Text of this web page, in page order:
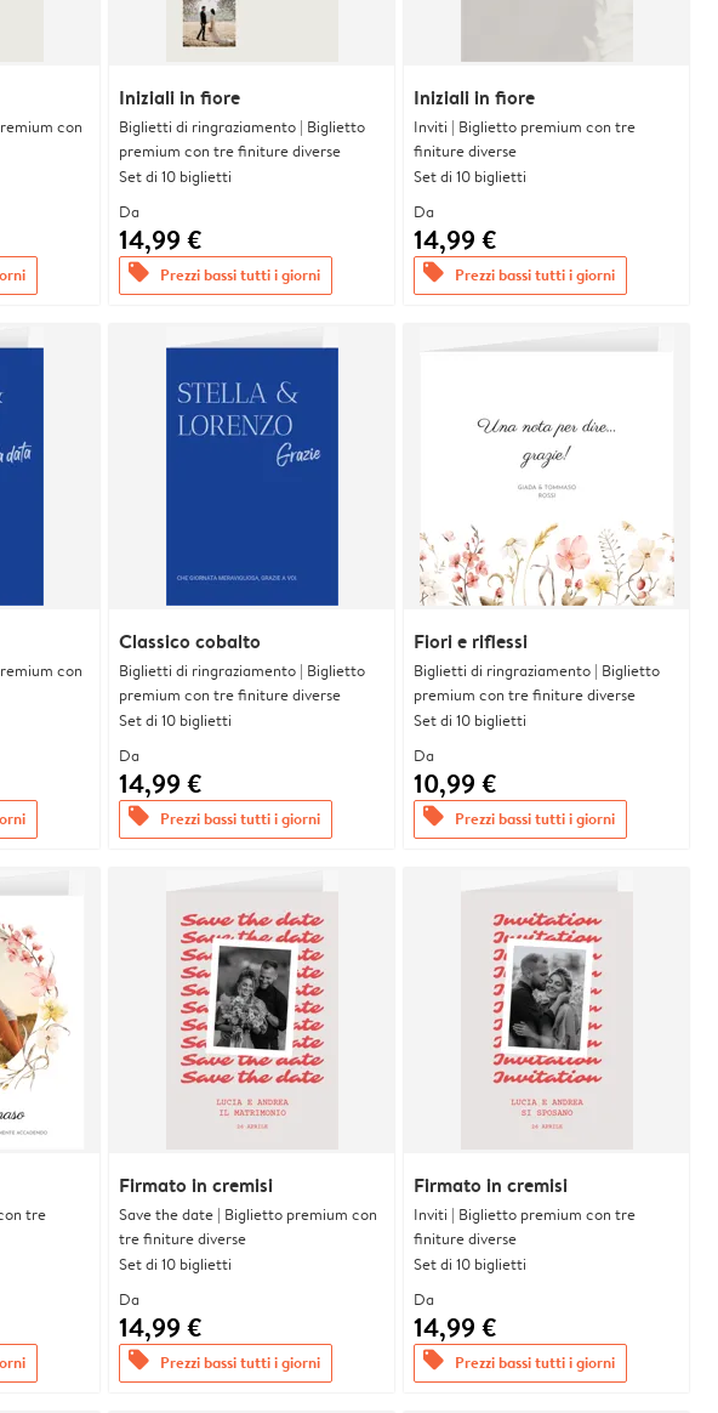
con
Iniziali in fiore
Biglietti di ringraziamento | Biglietto
premium con tre finiture diverse
Set di 10 biglietti
Da
14,99 €
offers Prezzi bassi tutti i giorni
Iniziali in fiore
Inviti | Biglietto premium con tre
finiture diverse
Set di 10 biglietti
Da
14,99 €
offers Prezzi bassi tutti i giorni
con
Classico cobalto
Biglietti di ringraziamento | Biglietto
premium con tre finiture diverse
Set di 10 biglietti
Da
14,99 €
offers Prezzi bassi tutti i giorni
Fiori e riflessi
Biglietti di ringraziamento | Biglietto
premium con tre finiture diverse
Set di 10 biglietti
Da
10,99 €
offers Prezzi bassi tutti i giorni
tre
Firmato in cremisi
Save the date | Biglietto premium con
tre finiture diverse
Set di 10 biglietti
Da
14,99 €
offers Prezzi bassi tutti i giorni
Firmato in cremisi
Inviti | Biglietto premium con tre
finiture diverse
Set di 10 biglietti
Da
14,99 €
offers Prezzi bassi tutti i giorni